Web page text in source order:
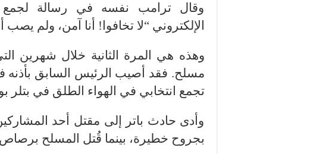
وقال ترامب نفسه في رسالة
الإلكتروني “لا تخافوا! أنا آمن، ولم
وهذه هي المرة الثانية خلال شهرين
تجمع انتخابي في الهواء الطلق في بتلر
وأدى حادث باتر إلى مقتل أحد
بجروح خطيرة، بينما قُتل المسلح